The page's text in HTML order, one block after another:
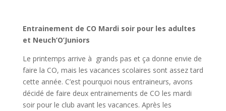
Entrainement de CO Mardi soir pour les adultes
et Neuch’O’Juniors
Le printemps arrive à grands pas et ça donne envie de
faire la CO, mais les vacances scolaires sont assez tard
cette année. C’est pourquoi nous entraineurs, avons
décidé de faire deux entrainements de CO les mardi
soir pour le club avant les vacances. Après les